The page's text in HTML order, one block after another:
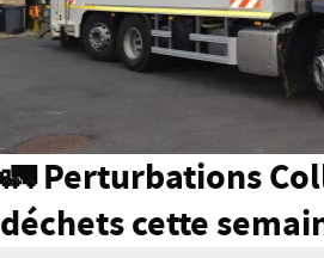
🚛 Perturbations
déchets cette